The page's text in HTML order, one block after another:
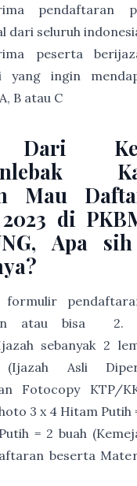
pendaftaran
dari seluruh
peserta
yang ingin
B atau C
Dari
Mau
di
Apa
formulir
atau bisa
2.
sebanyak 2
(Ijazah Asli
Fotocopy KTP/
3 x 4 Hitam Putih
= 2 buah
beserta